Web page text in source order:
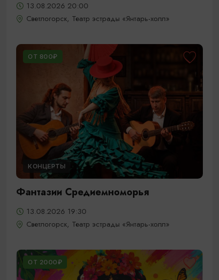
13.08.2026 20:00
Светлогорск, Театр эстрады «Янтарь-холл»
ОТ 800₽
КОНЦЕРТЫ
Фантазии Средиемноморья
13.08.2026 19:30
Светлогорск, Театр эстрады «Янтарь-холл»
ОТ 2000₽